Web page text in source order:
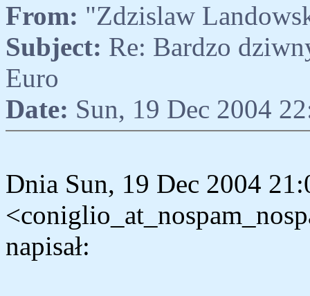
From: "Zdzislaw
Subject: Re: Bardzo
Euro
Date: Sun, 19 Dec 2004
Dnia Sun, 19 Dec 2004
napisał: